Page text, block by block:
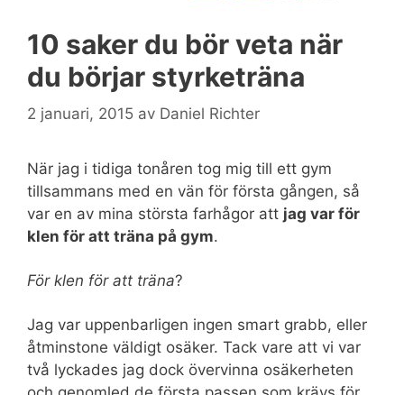
10 saker du bör veta när
du börjar styrketräna
2 januari, 2015 av Daniel Richter
När jag i tidiga tonåren tog mig till ett gym
tillsammans med en vän för första gången, så
var en av mina största farhågor att jag var för
klen för att träna på gym.
För klen för att träna?
Jag var uppenbarligen ingen smart grabb, eller
åtminstone väldigt osäker. Tack vare att vi var
två lyckades jag dock övervinna osäkerheten